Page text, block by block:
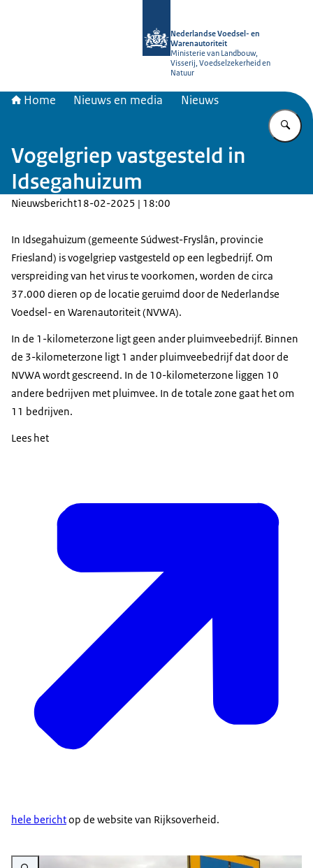
Nederlandse Voedsel- en
Warenautoriteit
Ministerie van Landbouw,
Visserij, Voedselzekerheid en
Natuur
Home Nieuws en media Nieuws
Vogelgriep vastgesteld in
Idsegahuizum
Nieuwsbericht18-02-2025 | 18:00
In Idsegahuizum (gemeente Súdwest-Fryslân, provincie
Friesland) is vogelgriep vastgesteld op een legbedrijf. Om
verspreiding van het virus te voorkomen, worden de circa
37.000 dieren op de locatie geruimd door de Nederlandse
Voedsel- en Warenautoriteit (NVWA).
In de 1-kilometerzone ligt geen ander pluimveebedrijf. Binnen
de 3-kilometerzone ligt 1 ander pluimveebedrijf dat door de
NVWA wordt gescreend. In de 10-kilometerzone liggen 10
andere bedrijven met pluimvee. In de totale zone gaat het om
11 bedrijven.
Lees het
hele berichtop de website van Rijksoverheid.
Vergroot afbeelding Bord vervoersverbod